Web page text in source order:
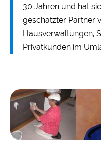
30 Jahren und hat
geschätzter Partner
Hausverwaltungen,
Privatkunden im